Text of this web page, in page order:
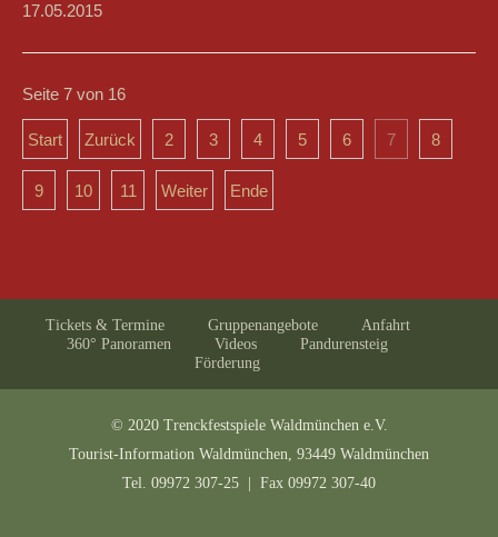
17.05.2015
Seite 7 von 16
Start Zurück 2 3 4 5 6 7 8
9 10 11 Weiter Ende
Tickets & Termine Gruppenangebote
Anfahrt
360° Panoramen
Videos
Pandurensteig
Förderung
© 2020 Trenckfestspiele Waldmünchen e.V.
Tourist-Information Waldmünchen, 93449 Waldmünchen
Tel. 09972 307-25 | Fax 09972 307-40